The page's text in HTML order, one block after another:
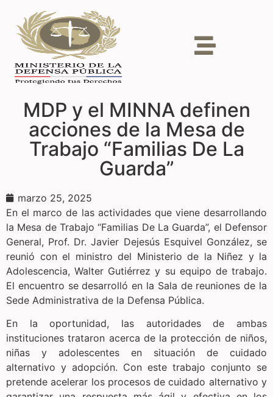
MDP y el MINNA definen
acciones de la Mesa de
Trabajo “Familias De La
Guarda”
marzo 25, 2025
En el marco de las actividades que viene desarrollando
la Mesa de Trabajo “Familias De La Guarda”, el Defensor
General, Prof. Dr. Javier Dejesús Esquivel González, se
reunió con el ministro del Ministerio de la Niñez y la
Adolescencia, Walter Gutiérrez y su equipo de trabajo.
El encuentro se desarrolló en la Sala de reuniones de la
Sede Administrativa de la Defensa Pública.
En la oportunidad, las autoridades de ambas
instituciones trataron acerca de la protección de niños,
niñas y adolescentes en situación de cuidado
alternativo y adopción. Con este trabajo conjunto se
pretende acelerar los procesos de cuidado alternativo y